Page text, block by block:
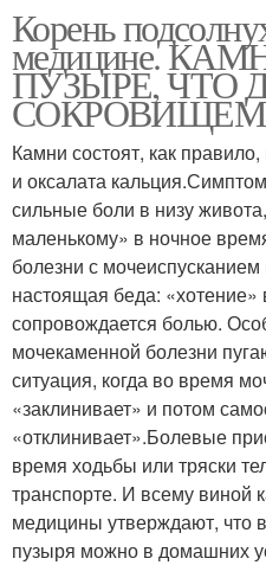
Корень
медицине.
ПУЗЫРЕ, ЧТО
Камни состоят, как
и оксалата
сильные боли в низу
маленькому» в ночное
болезни с
настоящая беда: «хотение»
сопровождается болью.
мочекаменной болезни
ситуация, когда во время
«заклинивает» и потом
«отклинивает».Болевые
время ходьбы или тряски
транспорте. И всему виной
медицины утверждают, что
пузыря можно в домашних